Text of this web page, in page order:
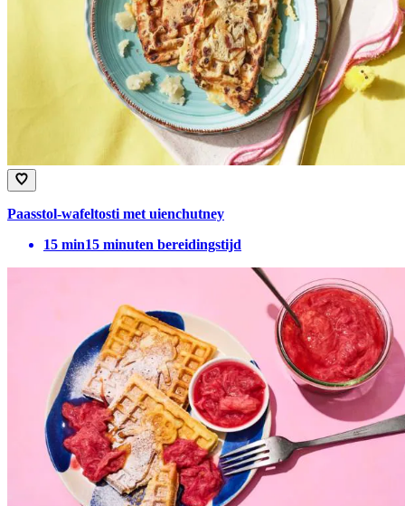
Paasstol-wafeltosti met uienchutney
15 min15 minuten bereidingstijd